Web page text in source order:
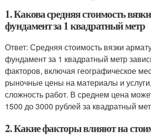
1. Какова средняя стоимость
фундамент за 1 квадратный метр
Ответ: Средняя стоимость вязки
фундамент за 1 квадратный метр
факторов, включая географическое
рыночные цены на материалы и
сложность работ. В среднем цена
1500 до 3000 рублей за квадратный
2. Какие факторы влияют на